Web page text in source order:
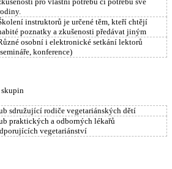
instruktorů je určené těm, kteří chtějí
poznatky a zkušenosti předávat jiným
osobní i elektronické setkání lektorů
konference)
skupin
sdružující rodiče vegetariánských dětí
praktických a odborných lékařů
vegetariánství